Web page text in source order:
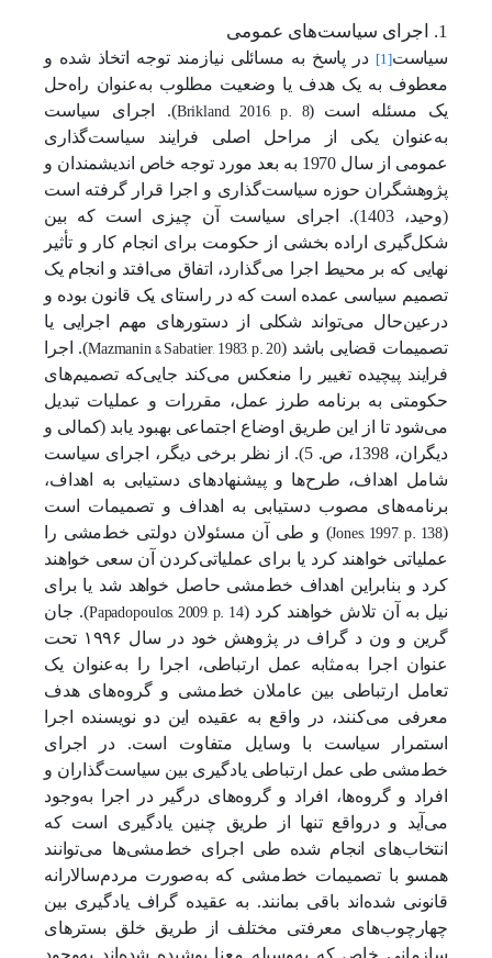
1. اجرا ی سیاست‌های عمومی
سیاست[1] در پاسخ به مسائلی نیازمند توجه اتخاذ شده و
معطوف به یک هدف یا وضعیت مطلوب به‌عنوان راه‌حل
یک
مسئله است (
Brikland, 2016, p. 8
).
اجرای سیاست
به‌عنوان یکی از مراحل اصلی فرایند سیاست‌گذاری
عمومی از سال 1970 به بعد مورد توجه خاص اندیشمندان و
پژوهشگران حوزه سیاست‌گذاری و اجرا قرار گرفته است
(وحید،1403). اجرای سیاست آن چیزی است که بین
شکل‌گیری اراده بخشی از حکومت برای انجام کار و تأثیر
نهایی که بر محیط اجرا می‌گذارد، اتفاق می‌افتد و انجام یک
تصمیم سیاسی عمده است که در راستای یک قانون بوده و
در‌عین‌حال می‌تواند شکلی از دستورهای مهم اجرایی یا
تصمیمات قضایی باشد (Mazmanin & Sabatier, 1983, p. 20). اجرا
فرایند پیچیده تغییر را منعکس می‌کند جایی‌که تصمیم‌های
حکومتی به برنامه طرز عمل، مقررات و عملیات تبدیل
می‌شود تا از این طریق اوضاع اجتماعی بهبود یابد (کمالی و
دیگران، 1398، ص. 5). از نظر برخی دیگر، اجرای سیاست
شامل اهداف، طرح‌ها و پیشنهادهای دستیابی به اهداف،
برنامه‌های مصوب دستیابی به اهداف و تصمیمات است
(
Jones, 1997, p. 138) و طی آن مسئولان دولتی خط‌مشی را
عملیاتی خواهند کرد یا برای عملیاتی‌کردن آن سعی خواهند
کرد و بنابراین اهداف خط‌مشی حاصل خواهد شد یا برای
نیل به آن تلاش خواهند کرد (Papadopoulos, 2009, p. 14). جان
گرین و ون د گراف در پژوهش خود در سال ۱۹۹۶ تحت
عنوان اجرا به‌مثابه عمل ارتباطی، اجرا را به‌عنوان یک
تعامل ارتباطی بین عاملان خط‌مشی و گروه‌های هدف
معرفی می‌کنند، در واقع به عقیده این دو نویسنده اجرا
استمرار سیاست با وسایل متفاوت است. در اجرای
خط‌مشی طی عمل ارتباطی یادگیری بین سیاست‌گذاران و
افراد و گروه‌ها، افراد و گروه‌های درگیر در اجرا به‌وجود
می‌آید و درواقع تنها از طریق چنین یادگیری است که
انتخاب‌های انجام شده طی اجرای خط‌مشی‌ها می‌توانند
همسو با تصمیمات خط‌مشی که به‌صورت مردم‌سالارانه
قانونی شده‌اند باقی بمانند. به عقیده گراف یادگیری بین
چهارچوب‌های معرفتی مختلف از طریق خلق بسترهای
سازمانی خاص که به‌وسیله معنا پوشیده شده‌اند به‌وجود